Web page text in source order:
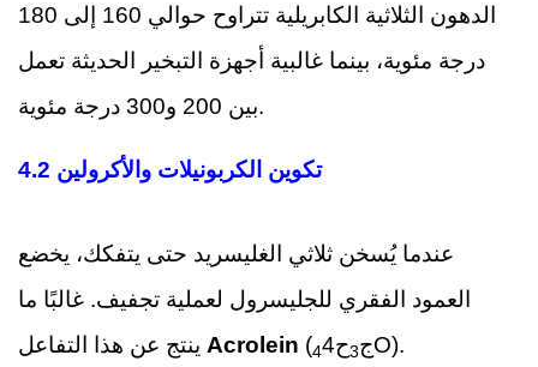
الدهون الثلاثية الكابريلية تتراوح حوالي 160 إلى 180
درجة مئوية، بينما غالبية أجهزة التبخير الحديثة تعمل
بين 200 و300 درجة مئوية.
4.2 تكوين الكربونيلات والأكرولين
عندما يُسخن ثلاثي الغليسريد حتى يتفكك، يخضع
العمود الفقري للجليسرول لعملية تجفيف. غالبًا ما
Acrolein (ج3ح 4 4O).